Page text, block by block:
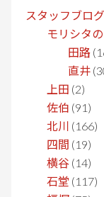
スタッフブログ
モリシタ
田路
直井
上田 (2)
佐伯 (91)
北川 (166)
四間 (19)
横谷 (14)
石堂 (117)